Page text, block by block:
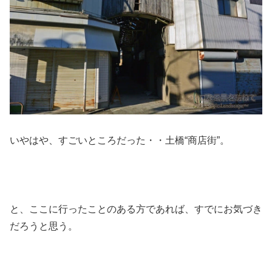
いやはや、すごいところだった・・土橋“商店街”。
と、ここに行ったことのある方であれば、すでにお気づき
だろうと思う。